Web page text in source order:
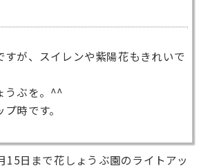
すが、スイレンや紫陽花もきれいで
うぶを。^^
時です。
15日まで花しょうぶ園のライトアッ